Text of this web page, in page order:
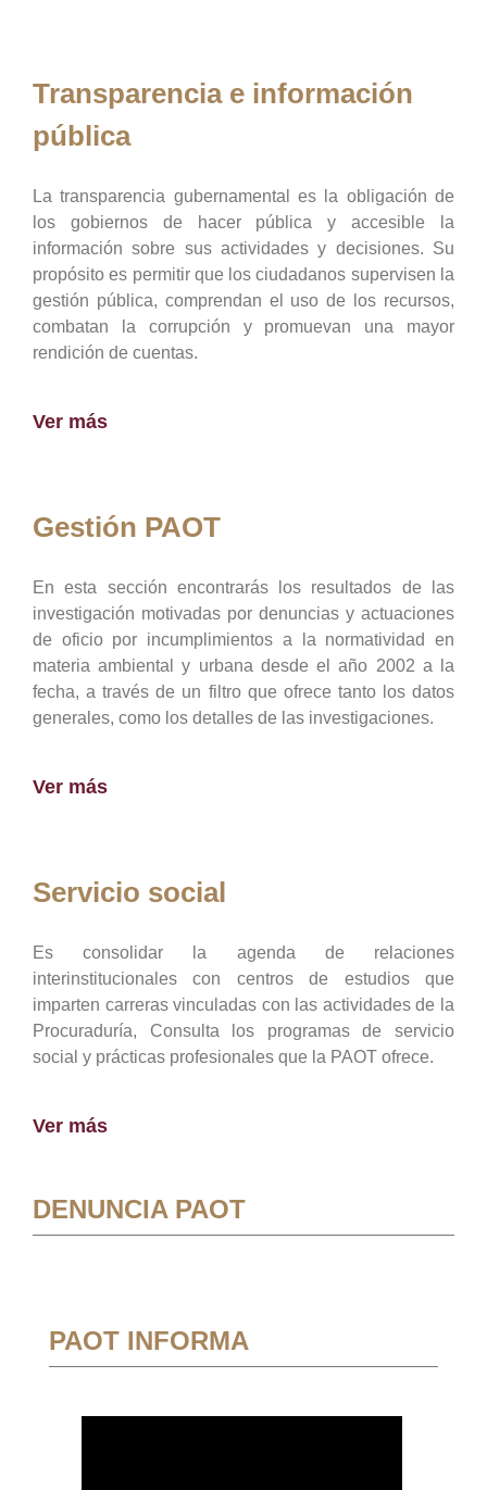
Transparencia e información
pública
La transparencia gubernamental es la obligación de
los gobiernos de hacer pública y accesible la
información sobre sus actividades y decisiones. Su
propósito es permitir que los ciudadanos supervisen la
gestión pública, comprendan el uso de los recursos,
combatan la corrupción y promuevan una mayor
rendición de cuentas.
Ver más
Gestión PAOT
En esta sección encontrarás los resultados de las
investigación motivadas por denuncias y actuaciones
de oficio por incumplimientos a la normatividad en
materia ambiental y urbana desde el año 2002 a la
fecha, a través de un filtro que ofrece tanto los datos
generales, como los detalles de las investigaciones.
Ver más
Servicio social
Es consolidar la agenda de relaciones
interinstitucionales con centros de estudios que
imparten carreras vinculadas con las actividades de la
Procuraduría, Consulta los programas de servicio
social y prácticas profesionales que la PAOT ofrece.
Ver más
DENUNCIA PAOT
PAOT INFORMA